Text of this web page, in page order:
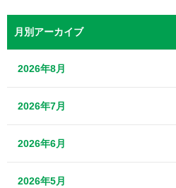
月別アーカイブ
2026年8月
2026年7月
2026年6月
2026年5月